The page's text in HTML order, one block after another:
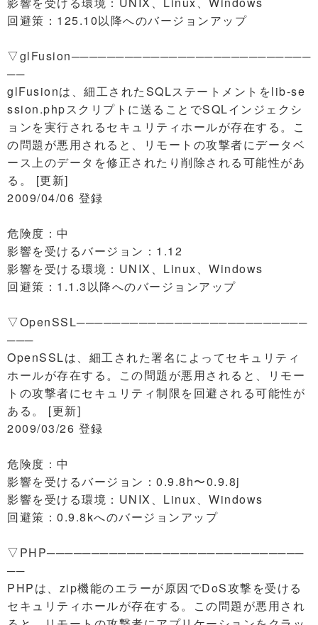
回避策：125.10以降へのバージョンアップ
▽glFusion───────────────────────────
──
glFusionは、細工されたSQLステートメントをlib-se
ssion.phpスクリプトに送ることでSQLインジェクシ
ョンを実行されるセキュリティホールが存在する。こ
の問題が悪用されると、リモートの攻撃者にデータベ
ース上のデータを修正されたり削除される可能性があ
る。 [更新]
2009/04/06 登録
危険度：中
影響を受けるバージョン：1.12
影響を受ける環境：UNIX、Linux、Windows
回避策：1.1.3以降へのバージョンアップ
▽OpenSSL──────────────────────────
───
OpenSSLは、細工された署名によってセキュリティ
ホールが存在する。この問題が悪用されると、リモー
トの攻撃者にセキュリティ制限を回避される可能性が
ある。 [更新]
2009/03/26 登録
危険度：中
影響を受けるバージョン：0.9.8h〜0.9.8j
影響を受ける環境：UNIX、Linux、Windows
回避策：0.9.8kへのバージョンアップ
▽PHP─────────────────────────────
──
PHPは、zip機能のエラーが原因でDoS攻撃を受ける
セキュリティホールが存在する。この問題が悪用され